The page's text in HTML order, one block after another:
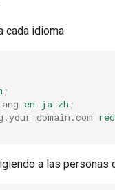
cada idioma
;
en ja zh ;
a las personas